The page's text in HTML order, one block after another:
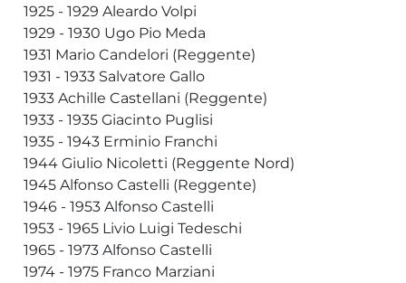
1925 - 1929 Aleardo Volpi
1929 - 1930 Ugo Pio Meda
1931 Mario Candelori (Reggente)
1931 - 1933 Salvatore Gallo
1933 Achille Castellani (Reggente)
1933 - 1935 Giacinto Puglisi
1935 - 1943 Erminio Franchi
1944 Giulio Nicoletti (Reggente Nord)
1945 Alfonso Castelli (Reggente)
1946 - 1953 Alfonso Castelli
1953 - 1965 Livio Luigi Tedeschi
1965 - 1973 Alfonso Castelli
1974 - 1975 Franco Marziani